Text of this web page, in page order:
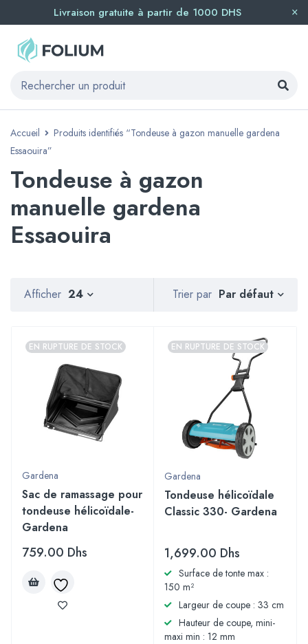
Livraison gratuite à partir de 1000 DHS
Accueil
Produits identifiés “Tondeuse à gazon manuelle gardena
Essaouira”
Tondeuse à gazon
manuelle gardena
Essaouira
Trier par Par défaut
Afficher 24
EN RUPTURE DE STOCK
Gardena
Sac de ramassage pour
tondeuse hélicoïdale-
Gardena
759.00 Dhs
EN RUPTURE DE STOCK
Gardena
Tondeuse hélicoïdale
Classic 330- Gardena
1,699.00 Dhs
Surface de tonte max :
150 m²
Largeur de coupe : 33 cm
Hauteur de coupe, mini-
maxi min : 12 mm